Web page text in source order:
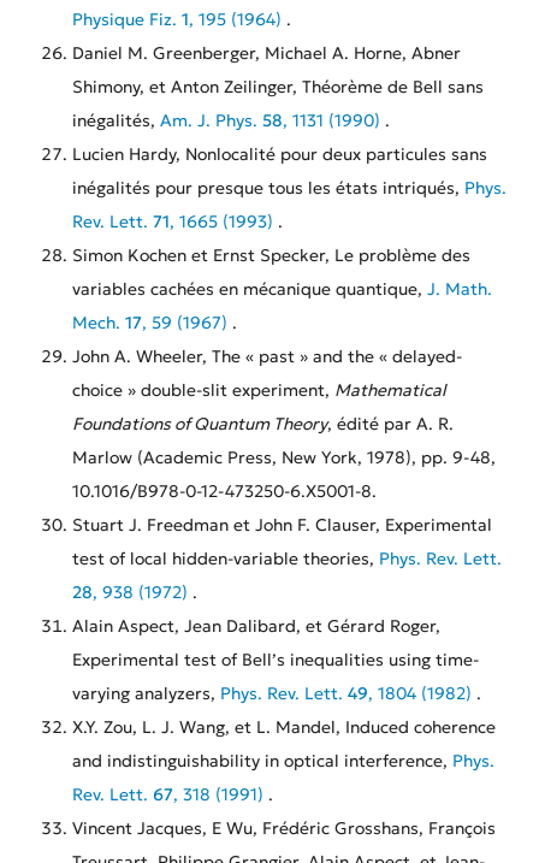
Physique Fiz. 1, 195 (1964) .
Daniel M. Greenberger, Michael A. Horne, Abner
Shimony, et Anton Zeilinger, Théorème de Bell sans
inégalités, Am. J. Phys. 58, 1131 (1990) .
Lucien Hardy, Nonlocalité pour deux particules sans
inégalités pour presque tous les états intriqués, Phys.
Rev. Lett. 71, 1665 (1993) .
Simon Kochen et Ernst Specker, Le problème des
variables cachées en mécanique quantique, J. Math.
Mech. 17, 59 (1967) .
John A. Wheeler, The « past » and the « delayed-
choice » double-slit experiment, Mathematical
Foundations of Quantum Theory, édité par A. R.
Marlow (Academic Press, New York, 1978), pp. 9-48,
10.1016/B978-0-12-473250-6.X5001-8.
Stuart J. Freedman et John F. Clauser, Experimental
test of local hidden-variable theories, Phys. Rev. Lett.
28, 938 (1972) .
Alain Aspect, Jean Dalibard, et Gérard Roger,
Experimental test of Bell’s inequalities using time-
varying analyzers, Phys. Rev. Lett. 49, 1804 (1982) .
X.Y. Zou, L. J. Wang, et L. Mandel, Induced coherence
and indistinguishability in optical interference, Phys.
Rev. Lett. 67, 318 (1991) .
Vincent Jacques, E Wu, Frédéric Grosshans, François